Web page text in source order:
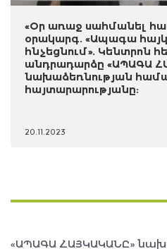
«Օր առաջ սահմանել
օրակարգ. «Ապագա
հնչեցնում». Կենտրոն
անդրադարձը «ԱՊԱԳԱ
նախաձեռնության
հայտարարությանը:
20.11.2023
«ԱՊԱԳԱ ՀԱՅԿԱԿԱՆԸ»